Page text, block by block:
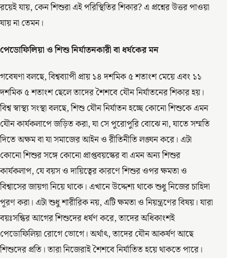
রয়েই যায়, কেন শিশুরা এই পরিস্থিতির শিকার? এ প্রশ্নের উত্তর পাওয়া
যায় না তেমন।
পেডোফিলিয়া ও শিশু নির্যাতনকারী বা ধর্ষকের মন
গবেষণা বলছে, বিশ্বব্যাপী প্রায় ১৪ দশমিক ৫ শতাংশ মেয়ে এবং ১১
দশমিক ৫ শতাংশ ছেলে তাদের শৈশবে যৌন নির্যাতনের শিকার হয়।
বিশ্ব স্বাস্থ্য সংস্থা বলছে, শিশু যৌন নির্যাতন হচ্ছে কোনো শিশুকে এমন
যৌন কার্যকলাপে জড়িত করা, যা সে পুরোপুরি বোঝে না, যাতে সম্মতি
দিতে অক্ষম বা যা সমাজের আইন ও রীতিনীতি লঙ্ঘন করে। এটা
কোনো শিশুর সঙ্গে কোনো প্রাপ্তবয়স্কের বা এমন অন্য শিশুর
কার্যকলাপ, যে বয়স ও দায়িত্বের কারণে শিশুর ওপর ক্ষমতা ও
বিশ্বাসের জায়গা নিয়ে থাকে। এখানে উদ্দেশ্য থাকে শুধু নিজের চাহিদা
পূরণ করা। এটা শুধু শারীরিক নয়, এটি ক্ষমতা ও নিয়ন্ত্রণের বিষয়। যারা
বয়ঃসন্ধির আগের শিশুদের ধর্ষণ করে, তাদের অধিকাংশই
পেডোফিলিয়া রোগে ভোগে। অর্থাৎ, তাদের যৌন আকর্ষণ আছে
শিশুদের প্রতি। তারা নিজেরাই শৈশবে নির্যাতিত হয়ে থাকতে পারে।